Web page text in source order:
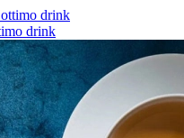
drink